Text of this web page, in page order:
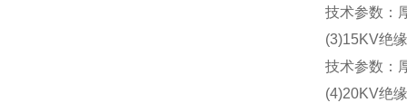
技术参数：
(3)15KV绝
技术参数：
(4)20KV绝